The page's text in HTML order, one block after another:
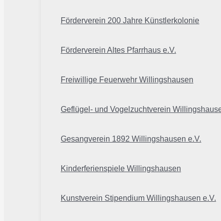
Förderverein 200 Jahre Künstlerkolonie
Förderverein Altes Pfarrhaus e.V.
Freiwillige Feuerwehr Willingshausen
Geflügel- und Vogelzuchtverein
Gesangverein 1892 Willingshausen e.V.
Kinderferienspiele Willingshausen
Kunstverein Stipendium Willingshausen e.V.